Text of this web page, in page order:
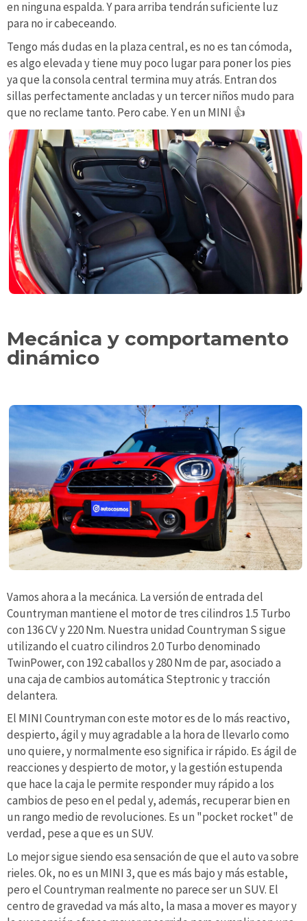
en ninguna espalda. Y para arriba tendrán suficiente luz
para no ir cabeceando.
Tengo más dudas en la plaza central, es no es tan cómoda,
es algo elevada y tiene muy poco lugar para poner los pies
ya que la consola central termina muy atrás. Entran dos
sillas perfectamente ancladas y un tercer niños mudo para
que no reclame tanto. Pero cabe. Y en un MINI 👍
Mecánica y comportamento
dinámico
Vamos ahora a la mecánica. La versión de entrada del
Countryman mantiene el motor de tres cilindros 1.5 Turbo
con 136 CV y 220 Nm. Nuestra unidad Countryman S sigue
utilizando el cuatro cilindros 2.0 Turbo denominado
TwinPower, con 192 caballos y 280 Nm de par, asociado a
una caja de cambios automática Steptronic y tracción
delantera.
El MINI Countryman con este motor es de lo más reactivo,
despierto, ágil y muy agradable a la hora de llevarlo como
uno quiere, y normalmente eso significa ir rápido. Es ágil de
reacciones y despierto de motor, y la gestión estupenda
que hace la caja le permite responder muy rápido a los
cambios de peso en el pedal y, además, recuperar bien en
un rango medio de revoluciones. Es un "pocket rocket" de
verdad, pese a que es un SUV.
Lo mejor sigue siendo esa sensación de que el auto va sobre
rieles. Ok, no es un MINI 3, que es más bajo y más estable,
pero el Countryman realmente no parece ser un SUV. El
centro de gravedad va más alto, la masa a mover es mayor y